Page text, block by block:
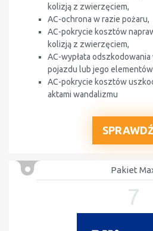
kolizją z zwierzęciem,
AC-ochrona w razie pożaru,
AC-pokrycie kosztów
kolizją z zwierzęciem,
AC-wypłata
pojazdu lub jego
AC-pokrycie kosztów
aktami wandalizmu
Pakiet
7